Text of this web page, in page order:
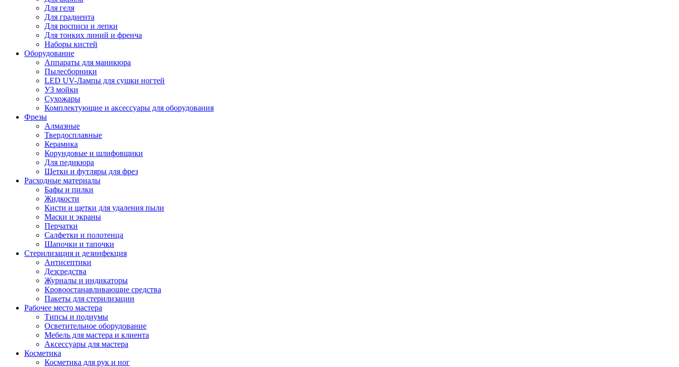
Для геля
Для градиента
Для росписи и лепки
Для тонких линий и френча
Наборы кистей
Оборудование
Аппараты для маникюра
Пылесборники
LED UV-Лампы для сушки ногтей
УЗ мойки
Сухожары
Комплектующие и аксессуары для оборудования
Фрезы
Алмазные
Твердосплавные
Керамика
Корундовые и шлифовщики
Для педикюра
Щетки и футляры для фрез
Расходные материалы
Бафы и пилки
Жидкости
Кисти и щетки для удаления пыли
Маски и экраны
Перчатки
Салфетки и полотенца
Шапочки и тапочки
Стерилизация и дезинфекция
Антисептики
Дезсредства
Журналы и индикаторы
Кровоостанавливающие средства
Пакеты для стерилизации
Рабочее место мастера
Типсы и подиумы
Осветительное оборудование
Мебель для мастера и клиента
Аксессуары для мастера
Косметика
Косметика для рук и ног